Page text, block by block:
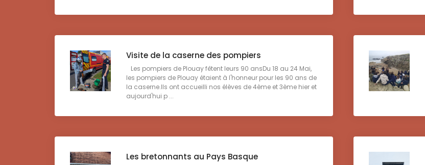
Visite de la caserne des pompiers
Les pompiers de Plouay fêtent leurs 90 ansDu 18 au 24 Mai,
les pompiers de Plouay étaient à l'honneur pour les 90 ans de
la caserne.Ils ont accueilli nos élèves de 4ème et 3ème hier et
aujourd'hui p ...
Les bretonnants au Pays Basque